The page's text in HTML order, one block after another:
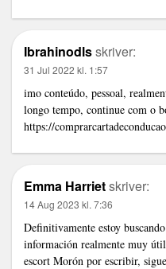
Ibrahinodlsskriver:
31 Jul 2022 kl. 1:57
imo conteúdo, pessoal,
longo tempo, continue com o
https://
Emma Harrietskriver:
14 Aug 2023 kl. 7:36
Definitivamente estoy
información realmente muy
escort Morón por escribir,